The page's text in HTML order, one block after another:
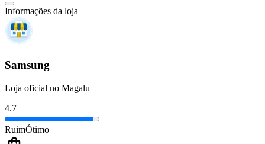
Informações da loja
Samsung
Loja oficial no Magalu
4.7
RuimÓtimo